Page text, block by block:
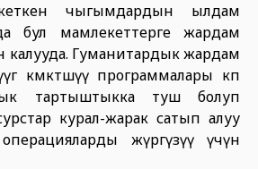
кеткен чыгымдардын ылдам
бул мамлекеттерге жардам
Гуманитардык жардам
көмөктөшүү программалары көп
тартыштыкка туш болуп
курал-жарак сатып алуу
жүргүзүү үчүн